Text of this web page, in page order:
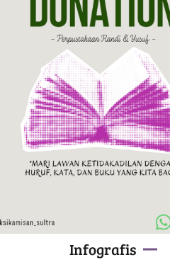
Infografis